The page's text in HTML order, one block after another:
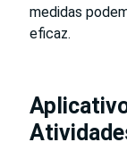
medidas
eficaz.